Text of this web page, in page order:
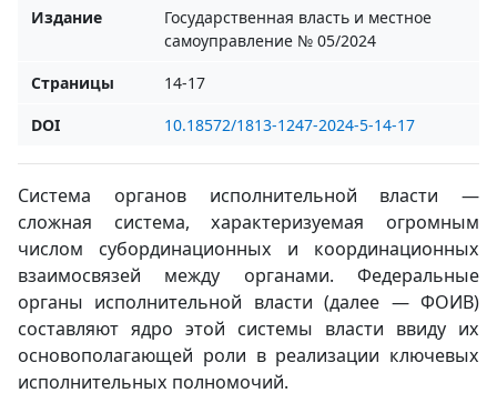
Издание
Государственная власть и местное
самоуправление № 05/2024
Страницы
14-17
DOI
10.18572/1813-1247-2024-5-14-17
Система органов исполнительной власти —
сложная система, характеризуемая огромным
числом субординационных и координационных
взаимосвязей между органами. Федеральные
органы исполнительной власти (далее — ФОИВ)
составляют ядро этой системы власти ввиду их
основополагающей роли в реализации ключевых
исполнительных полномочий.